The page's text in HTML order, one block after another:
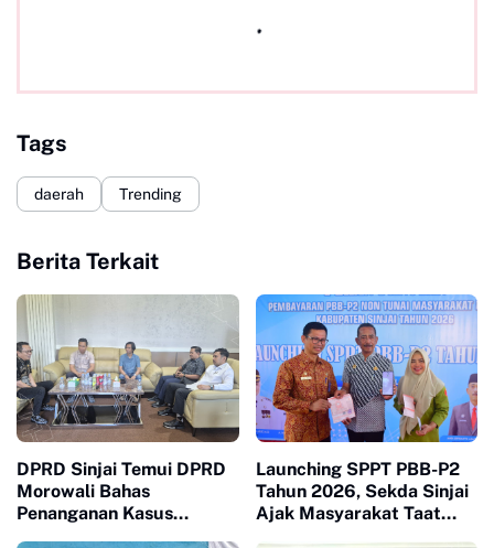
Tags
daerah Trending
Berita Terkait
DPRD Sinjai Temui DPRD
Morowali Bahas
Penanganan Kasus
Launching SPPT PBB-P2
Tahun 2026, Sekda Sinjai
Ajak Masyarakat Taat